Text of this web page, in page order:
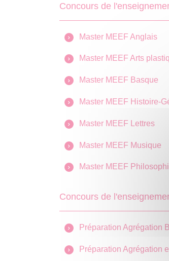
Concours de
Master MEEF Anglais
Master MEEF Arts
Master MEEF Basque
Master MEEF Histoire-
Master MEEF Lettres
Master MEEF Musique
Master MEEF
Concours de
Préparation Agrégation
Préparation Agrégation